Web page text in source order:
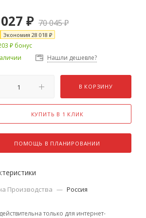
₽ 70 045₽
Экономия 28 018 ₽
₽ бонус
Нашли дешевле?
В КОРЗИНУ
КУПИТЬ В 1 КЛИК
ПОМОЩЬ В ПЛАНИРОВАНИИ
Производства — Россия
только для интернет-